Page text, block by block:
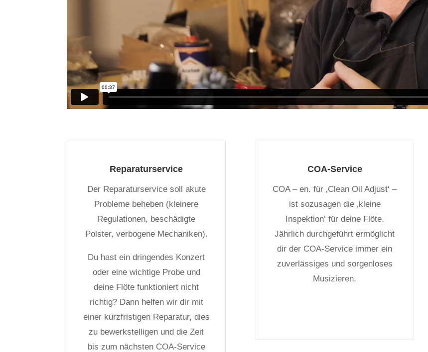
Reparaturservice
Der Reparaturservice soll akute
Probleme beheben (kleinere
Regulationen, beschädigte
Polster, verbogene Mechaniken).
Du hast ein dringendes Konzert
oder eine wichtige Probe und
deine Flöte funktioniert nicht
richtig? Dann helfen wir dir mit
einer kurzfristigen Reparatur, dies
zu bewerkstelligen und die Zeit
bis zum nächsten COA-Service
COA-Service
COA – en. für ‚Clean Oil Adjust‘ –
ist sozusagen die ‚kleine
Inspektion‘ für deine Flöte.
Jährlich durchgeführt ermöglicht
dir der COA-Service immer ein
zuverlässiges und sorgenloses
Musizieren.